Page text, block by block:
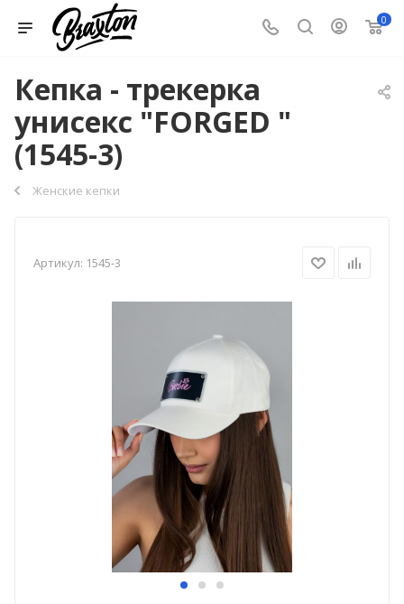
0
Кепка - трекерка
унисекс "FORGED "
(1545-3)
Женские кепки
Артикул: 1545-3